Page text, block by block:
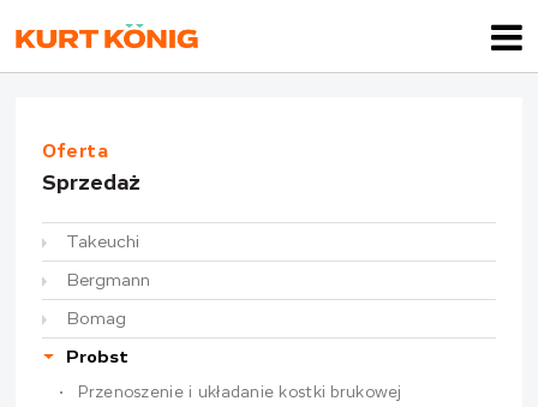
Oferta
Sprzedaż
Takeuchi
Bergmann
Bomag
Probst
Przenoszenie i układanie kostki brukowej